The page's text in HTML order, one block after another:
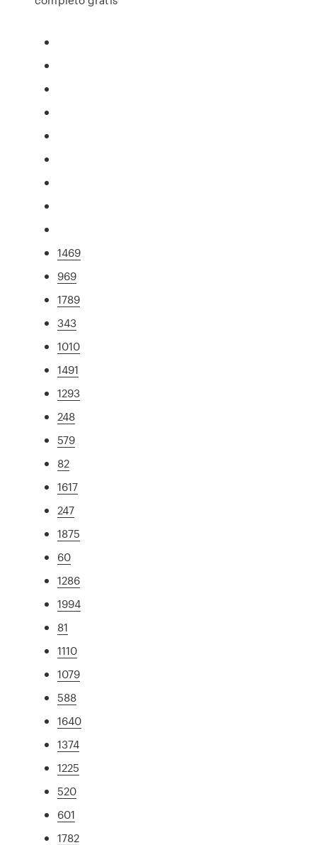
1469
969
1789
343
1010
1491
1293
248
579
82
1617
247
1875
60
1286
1994
81
1110
1079
588
1640
1374
1225
520
601
1782